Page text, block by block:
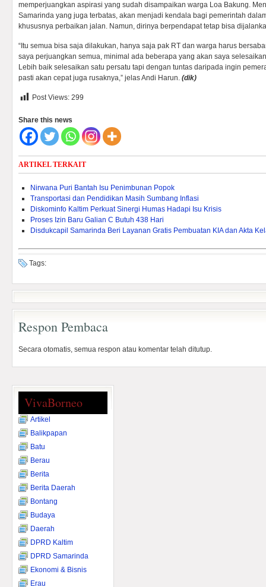
memperjuangkan aspirasi yang sudah disampaikan warga Loa Bakung.
Samarinda yang juga terbatas, akan menjadi kendala bagi pemerintah
khususnya perbaikan jalan. Namun, dirinya berpendapat tetap bisa
“Itu semua bisa saja dilakukan, hanya saja pak RT dan warga harus
saya perjuangkan semua, minimal ada beberapa yang akan saya
Lebih baik selesaikan satu persatu tapi dengan tuntas daripada ingin
pasti akan cepat juga rusaknya,” jelas Andi Harun. (dik)
Post Views: 299
Share this news
ARTIKEL TERKAIT
Nirwana Puri Bantah Isu Penimbunan Popok
Transportasi dan Pendidikan Masih Sumbang Inflasi
Diskominfo Kaltim Perkuat Sinergi Humas Hadapi Isu Krisis
Proses Izin Baru Galian C Butuh 438 Hari
Disdukcapil Samarinda Beri Layanan Gratis Pembuatan KIA dan Akta
Tags:
Respon Pembaca
Secara otomatis, semua respon atau komentar telah ditutup.
VivaBorneo
Artikel
Balikpapan
Batu
Berau
Berita
Berita Daerah
Bontang
Budaya
Daerah
DPRD Kaltim
DPRD Samarinda
Ekonomi & Bisnis
Erau